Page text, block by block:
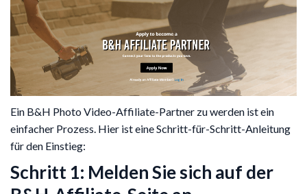
Ein B&H Photo Video-Affiliate-Partner zu werden ist ein
einfacher Prozess. Hier ist eine Schritt-für-Schritt-Anleitung
für den Einstieg:
Schritt 1: Melden Sie sich auf der